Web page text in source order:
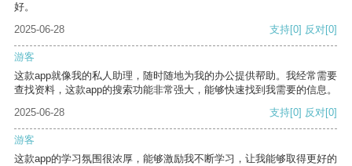
好。
2025-06-28
支持[0] 反对[0]
游客
这款app就像我的私人助理，随时随地为我的办公提供帮助。我经常需要
查找资料，这款app的搜索功能非常强大，能够快速找到我需要的信息。
2025-06-28
支持[0] 反对[0]
游客
这款app的学习氛围很浓厚，能够激励我不断学习，让我能够取得更好的